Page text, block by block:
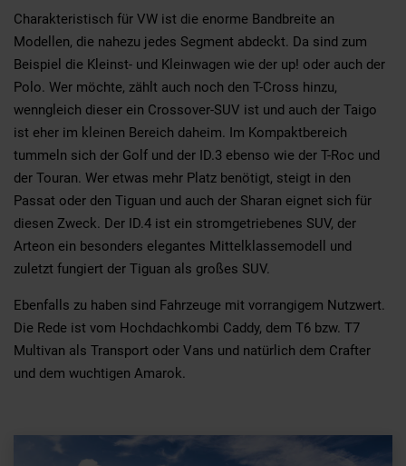
Charakteristisch für VW ist die enorme Bandbreite an
Modellen, die nahezu jedes Segment abdeckt. Da sind zum
Beispiel die Kleinst- und Kleinwagen wie der up! oder auch der
Polo. Wer möchte, zählt auch noch den T-Cross hinzu,
wenngleich dieser ein Crossover-SUV ist und auch der Taigo
ist eher im kleinen Bereich daheim. Im Kompaktbereich
tummeln sich der Golf und der ID.3 ebenso wie der T-Roc und
der Touran. Wer etwas mehr Platz benötigt, steigt in den
Passat oder den Tiguan und auch der Sharan eignet sich für
diesen Zweck. Der ID.4 ist ein stromgetriebenes SUV, der
Arteon ein besonders elegantes Mittelklassemodell und
zuletzt fungiert der Tiguan als großes SUV.
Ebenfalls zu haben sind Fahrzeuge mit vorrangigem Nutzwert.
Die Rede ist vom Hochdachkombi Caddy, dem T6 bzw. T7
Multivan als Transport oder Vans und natürlich dem Crafter
und dem wuchtigen Amarok.